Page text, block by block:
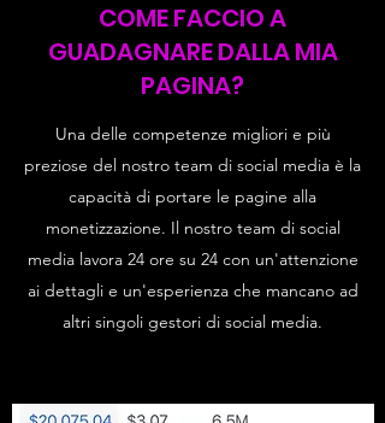
COME FACCIO A
GUADAGNARE DALLA MIA
PAGINA?
Una delle competenze migliori e più
preziose del nostro team di social media è la
capacità di portare le pagine alla
monetizzazione. Il nostro team di social
media lavora 24 ore su 24 con un'attenzione
ai dettagli e un'esperienza che mancano ad
altri singoli gestori di social media.